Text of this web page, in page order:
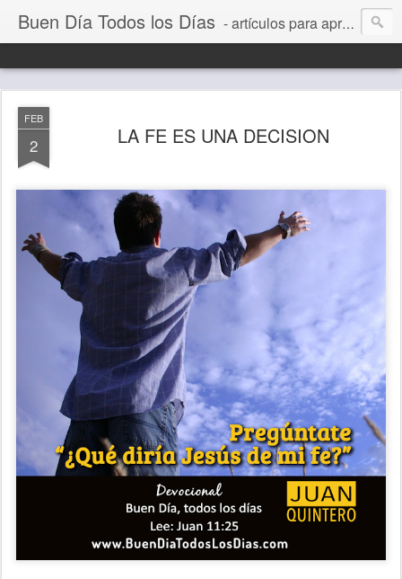
Buen Día Todos los Días - artículos para aprender a vivir mejor, un día a la vez. Por Juan C Quintero
FEB
2 LA FE ES UNA DECISION